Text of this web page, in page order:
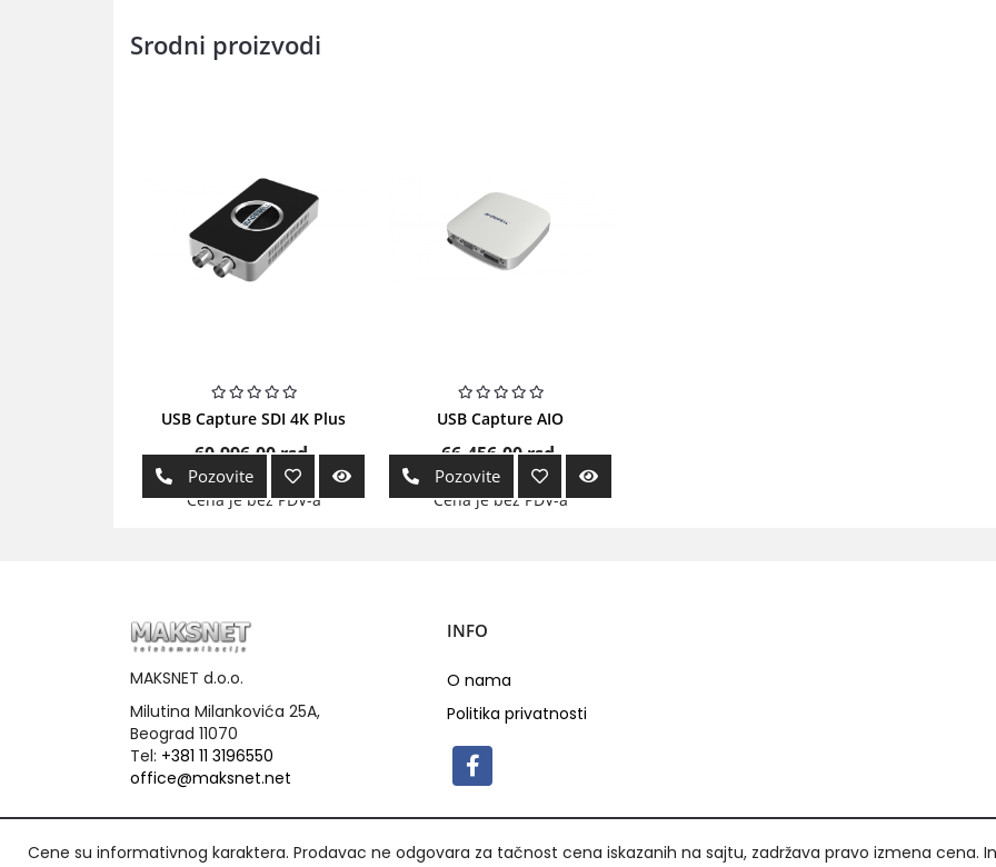
Srodni proizvodi
USB Capture SDI 4K Plus
60.996,00rsd.
Cena je bez PDV-a
Pozovite
USB Capture AIO
66.456,00rsd.
Cena je bez PDV-a
Pozovite
MAKSNET d.o.o.
Milutina Milankovića 25A,
Beograd 11070
Tel: +381 11 3196550
office@maksnet.net
INFO
O nama
Politika privatnosti
Cene su informativnog karaktera. Prodavac ne odgovara za tačnost cena iskazanih na sajtu, zadržava pravo izmena